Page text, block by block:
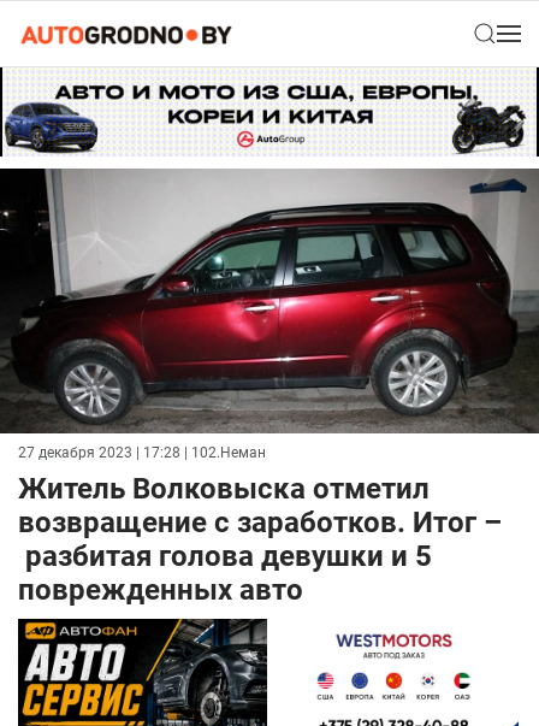
27 декабря 2023 | 17:28 | 102.Неман
Житель Волковыска отметил
возвращение с заработков. Итог –
разбитая голова девушки и 5
поврежденных авто